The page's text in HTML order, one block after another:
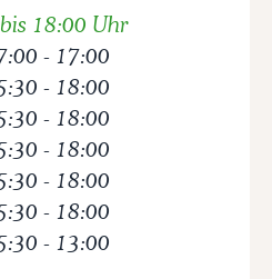
18:00 Uhr
- 17:00
- 18:00
- 18:00
- 18:00
- 18:00
- 18:00
- 13:00